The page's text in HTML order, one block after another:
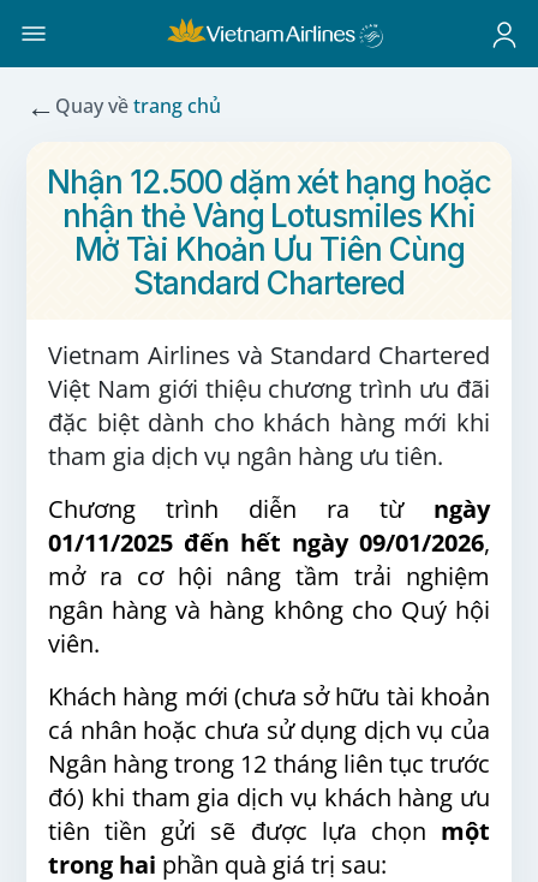
← Quay vềtrang chủ
Nhận 12.500 dặm xét hạng hoặc
nhận thẻ Vàng Lotusmiles Khi
Mở Tài Khoản Ưu Tiên Cùng
Standard Chartered
Vietnam Airlines và Standard Chartered
Việt Nam giới thiệu chương trình ưu đãi
đặc biệt dành cho khách hàng mới khi
tham gia dịch vụ ngân hàng ưu tiên.
Chương trình diễn ra từ ngày
01/11/2025 đến hết ngày 09/01/2026,
mở ra cơ hội nâng tầm trải nghiệm
ngân hàng và hàng không cho Quý hội
viên.
Khách hàng mới (chưa sở hữu tài khoản
cá nhân hoặc chưa sử dụng dịch vụ của
Ngân hàng trong 12 tháng liên tục trước
đó) khi tham gia dịch vụ khách hàng ưu
tiên tiền gửi sẽ được lựa chọn một
trong hai phần quà giá trị sau: